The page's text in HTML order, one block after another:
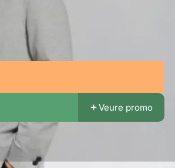
Veure promo